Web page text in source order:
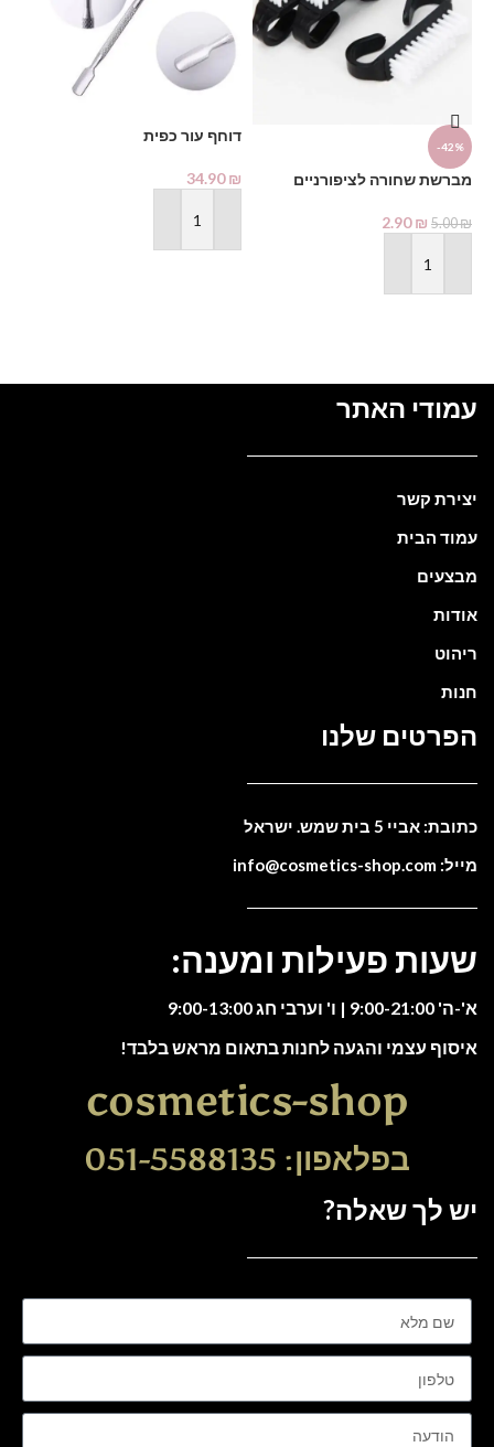
-42%
מברשת שחורה לציפורניים
5.00₪
2.90₪
הוספה לסל
דוחף עור כפית
34.90₪
הוספה לסל
עמודי האתר
יצירת קשר
עמוד הבית
מבצעים
אודות
ריהוט
חנות
הפרטים שלנו
כתובת: אביי 5 בית שמש. ישראל
מייל: info@cosmetics-shop.com
שעות פעילות ומענה:
א'-ה' 9:00-21:00 | ו' וערבי חג 9:00-13:00
איסוף עצמי והגעה לחנות בתאום מראש בלבד!
cosmetics-shop
בפלאפון: 051-5588135
יש לך שאלה?